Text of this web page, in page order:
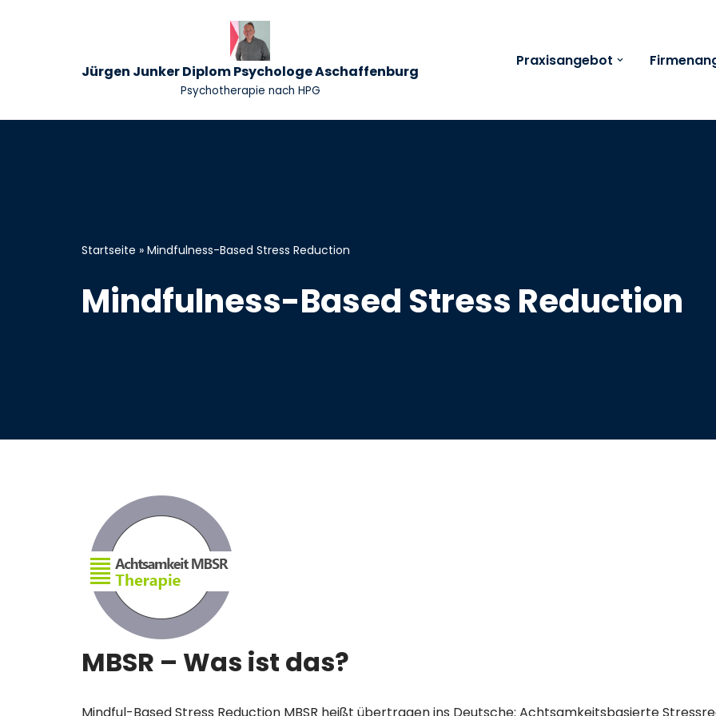
Jürgen Junker Diplom Psychologe Aschaffenburg
Psychotherapie nach HPG
Praxisangebot
Startseite » Mindfulness-Based Stress Reduction
Mindfulness-Based Stress Reduction
MBSR – Was ist das?